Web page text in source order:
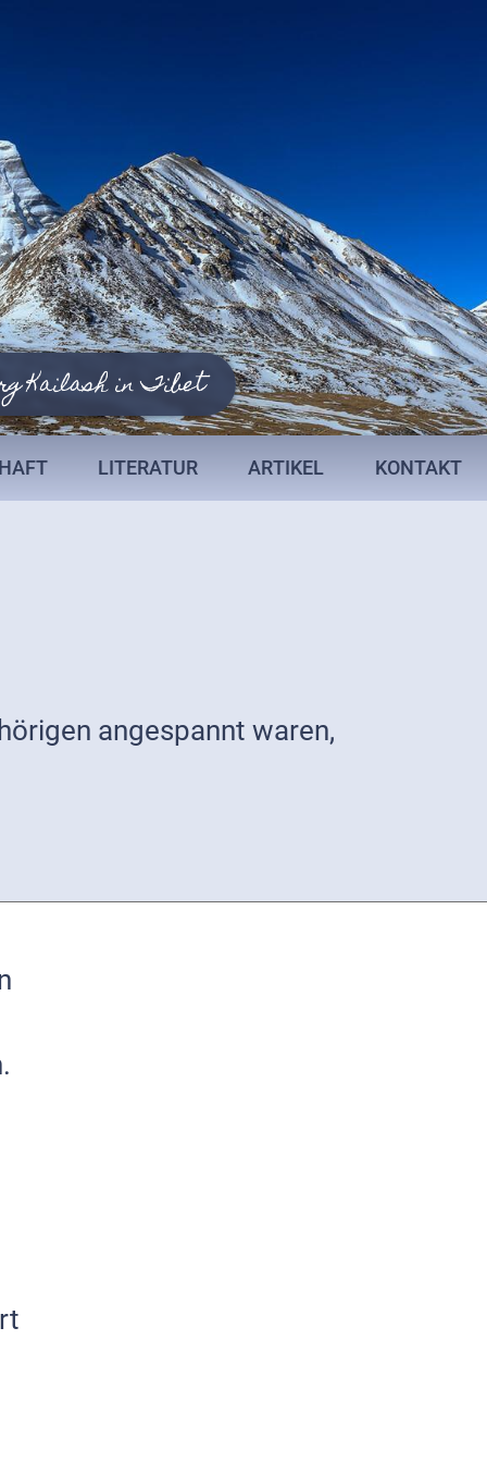
Kailash in Tibet
LITERATUR ARTIKEL KONTAKT
angespannt waren,